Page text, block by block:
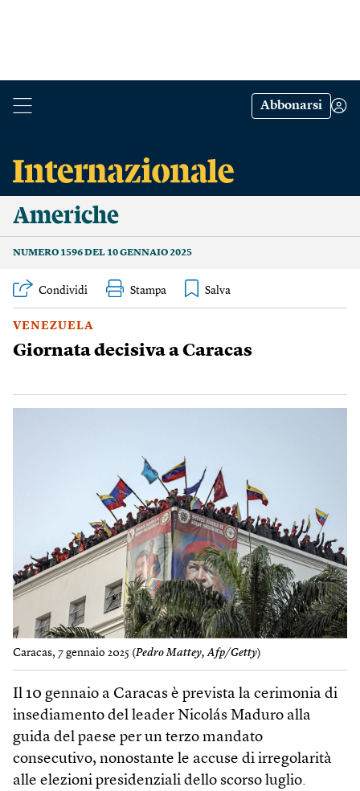
Abbonarsi
Americhe
NUMERO 1596 DEL 10 GENNAIO 2025
Condividi Stampa
VENEZUELA
Giornata decisiva a Caracas
Caracas, 7 gennaio 2025 (Pedro Mattey, Afp/Getty)
Il 10 gennaio a Caracas è prevista la cerimonia di
insediamento del leader Nicolás Maduro alla
guida del paese per un terzo mandato
consecutivo, nonostante le accuse di irregolarità
alle elezioni presidenziali dello scorso luglio.